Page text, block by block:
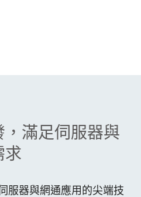
滿足伺服器與
求
服器與網通應用的尖端技